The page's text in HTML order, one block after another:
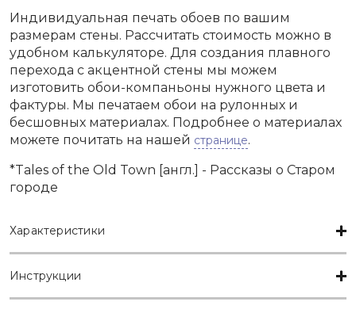
Индивидуальная печать обоев по вашим
размерам стены. Рассчитать стоимость можно в
удобном калькуляторе. Для создания плавного
перехода с акцентной стены мы можем
изготовить обои-компаньоны нужного цвета и
фактуры. Мы печатаем обои на рулонных и
бесшовных материалах. Подробнее о материалах
можете почитать на нашей странице.
*Tales of the Old Town [англ.] - Рассказы о Старом
городе
Характеристики
Инструкции